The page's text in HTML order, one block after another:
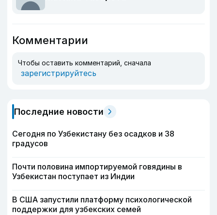
Комментарии
Чтобы оставить комментарий, сначала
зарегистрируйтесь
Последние новости
Сегодня по Узбекистану без осадков и 38
градусов
Почти половина импортируемой говядины в
Узбекистан поступает из Индии
В США запустили платформу психологической
поддержки для узбекских семей